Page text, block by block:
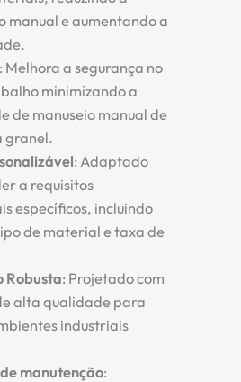
manual e aumentando a
: Melhora a segurança no
minimizando a
de manuseio manual de
granel.
: Adaptado
a requisitos
específicos, incluindo
de material e taxa de
Robusta: Projetado com
alta qualidade para
industriais
manutenção: